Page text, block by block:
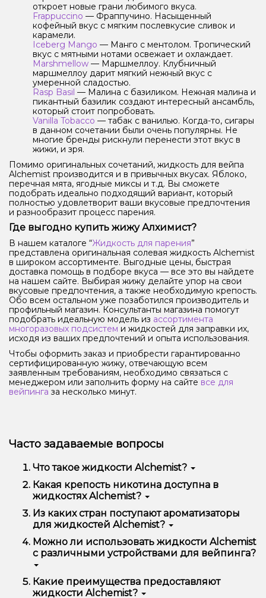
откроет новые грани любимого вкуса.
Frappuccino — Фраппучино. Насыщенный
кофейный вкус с мягким послевкусие сливок и
карамели.
Iceberg Mango — Манго с ментолом. Тропический
вкус с мятными нотами освежает и охлаждает.
Marshmellow — Маршмеллоу. Клубничный
маршмеллоу дарит мягкий нежный вкус с
умеренной сладостью.
Rasp Basil — Малина с базиликом. Нежная малина и
пикантный базилик создают интересный ансамбль,
который стоит попробовать.
Vanilla Tobacco — табак с ванилью. Когда-то, сигары
в данном сочетании были очень популярны. Не
многие бренды рискнули перенести этот вкус в
жижи, и зря.
Помимо оригинальных сочетаний, жидкость для вейпа
Alchemist производится и в привычных вкусах. Яблоко,
перечная мята, ягодные миксы и т.д. Вы сможете
подобрать идеально подходящий вариант, который
полностью удовлетворит ваши вкусовые предпочтения
и разнообразит процесс парения.
Где выгодно купить жижу Алхимист?
В нашем каталоге “Жидкость для парения”
представлена оригинальная солевая жидкость Alchemist
в широком ассортименте. Выгодные цены, быстрая
доставка помощь в подборе вкуса — все это вы найдете
на нашем сайте. Выбирая жижу делайте упор на свои
вкусовые предпочтения, а также необходимую крепость.
Обо всем остальном уже позаботился производитель и
профильный магазин. Консультанты магазина помогут
подобрать идеальную модель из ассортимента
многоразовых подсистем и жидкостей для заправки их,
исходя из ваших предпочтений и опыта использования.
Чтобы оформить заказ и приобрести гарантированно
сертифицированную жижу, отвечающую всем
заявленным требованиям, необходимо связаться с
менеджером или заполнить форму на сайте все для
вейпинга за несколько минут.
Часто задаваемые вопросы
Что такое жидкости Alchemist?
Жидкости Alchemist — это премиум-эликсиры для
вейпинга, созданные на основе солевого никотина
и растительного глицерина. Они подходят как для
начинающих, так и для опытных вейперов и
обладают большим ассортиментом вкусов.
Какая крепость никотина доступна в
жидкостях Alchemist?
Жидкости Alchemist доступны как с никотином, так
и без него. Никотиновые смеси предлагаются с
крепостью от 35 мг/мл до 50 мг/мл.
Из каких стран поступают ароматизаторы
для жидкостей Alchemist?
Ароматизаторы для жидкостей Alchemist
поставляются из США и Европы, что гарантирует их
высокое качество и насыщенный вкус.
Можно ли использовать жидкости Alchemist
с различными устройствами для вейпинга?
Да, жидкости Alchemist универсальны и могут
использоваться с под-системами, атомайзерами,
Какие преимущества предоставляют
жидкости Alchemist?